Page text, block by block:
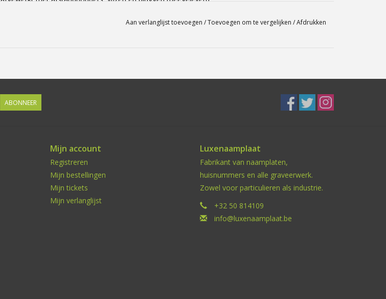
Aan verlanglijst toevoegen /Toevoegen om te vergelijken /Afdrukken
ABONNEER
Mijn account
Registreren
Mijn bestellingen
Mijn tickets
Mijn verlanglijst
Luxenaamplaat
Fabrikant van naamplaten,
huisnummers en alle graveerwerk.
Zowel voor particulieren als industrie.
+32 50 814109
info@luxenaamplaat.be